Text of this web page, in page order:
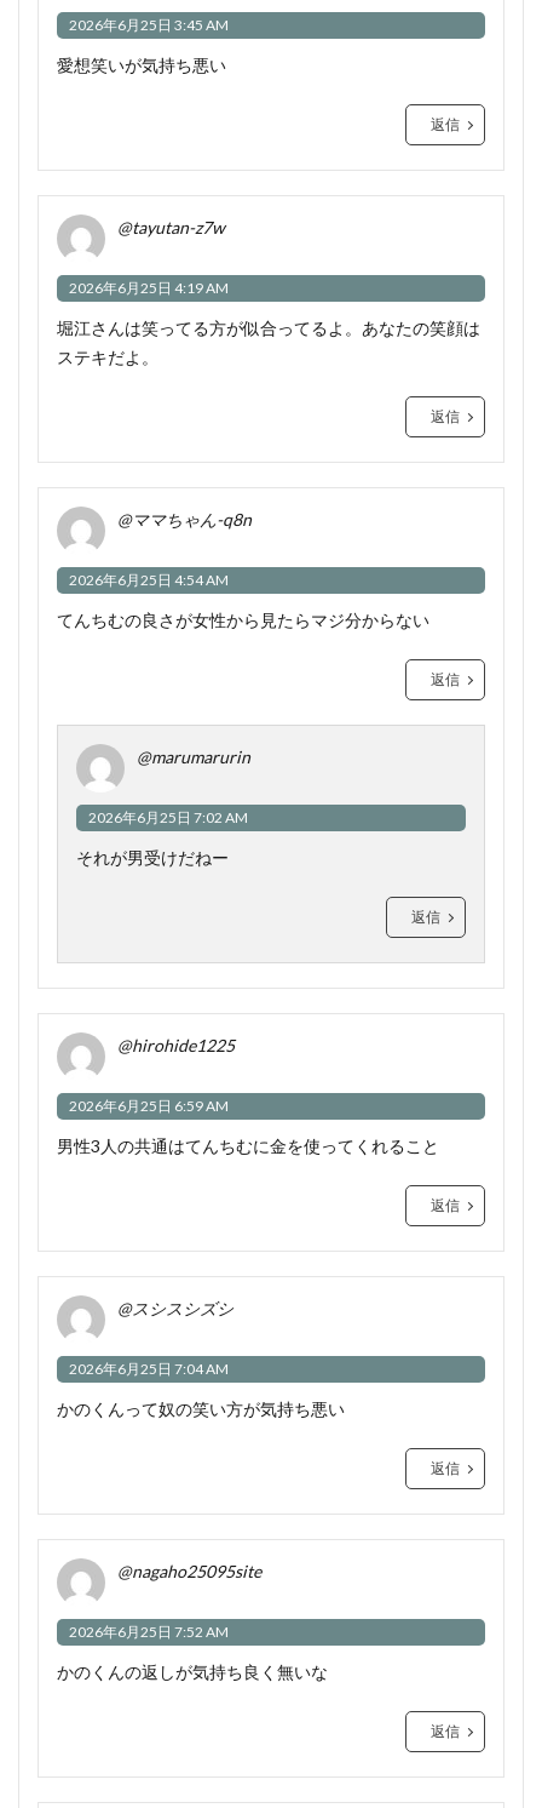
2026年6月25日 3:45 AM
愛想笑いが気持ち悪い
返信
@tayutan-z7w
2026年6月25日 4:19 AM
堀江さんは笑ってる方が似合ってるよ。あなたの笑顔は
ステキだよ。
返信
@ママちゃん-q8n
2026年6月25日 4:54 AM
てんちむの良さが女性から見たらマジ分からない
返信
@marumarurin
2026年6月25日 7:02 AM
それが男受けだねー
返信
@hirohide1225
2026年6月25日 6:59 AM
男性3人の共通はてんちむに金を使ってくれること
返信
@スシスシズシ
2026年6月25日 7:04 AM
かのくんって奴の笑い方が気持ち悪い
返信
@nagaho25095site
2026年6月25日 7:52 AM
かのくんの返しが気持ち良く無いな
返信